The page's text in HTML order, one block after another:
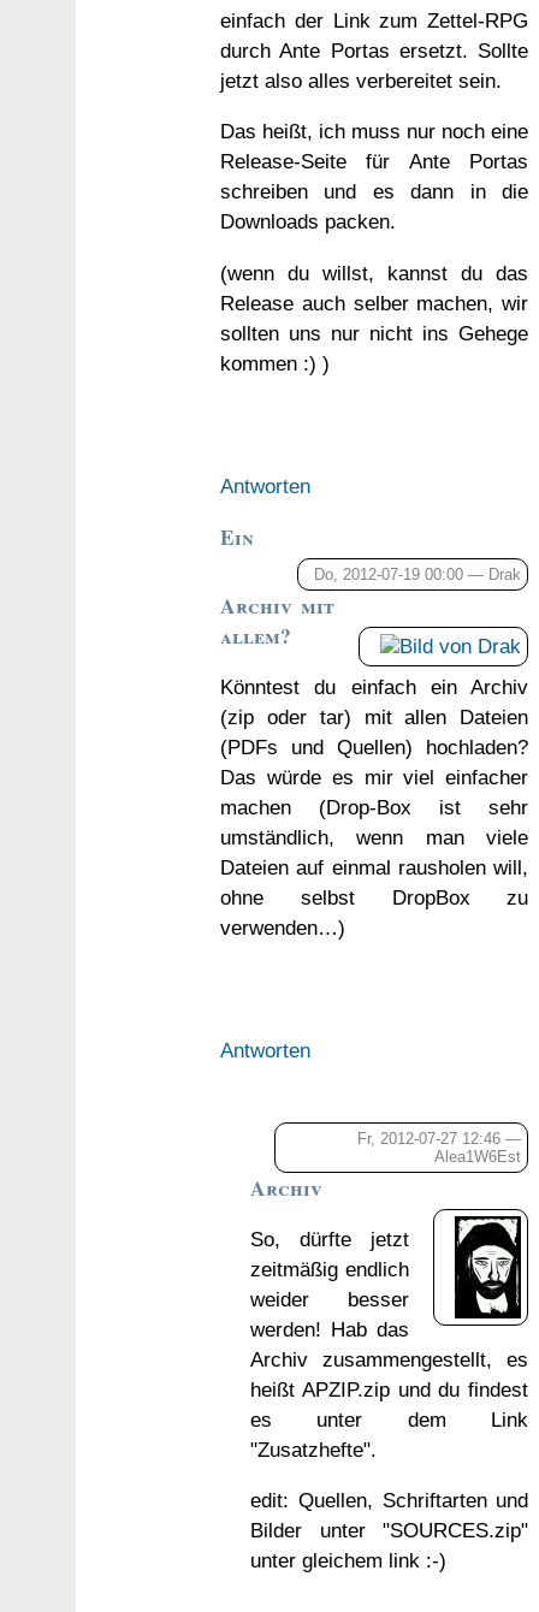
einfach der Link zum Zettel-RPG
durch Ante Portas ersetzt. Sollte
jetzt also alles verbereitet sein.
Das heißt, ich muss nur noch eine
Release-Seite für Ante Portas
schreiben und es dann in die
Downloads packen.
(wenn du willst, kannst du das
Release auch selber machen, wir
sollten uns nur nicht ins Gehege
kommen :) )
Antworten
Do, 2012-07-19 00:00 — Drak
Ein
Archiv mit
allem?
Könntest du einfach ein Archiv
(zip oder tar) mit allen Dateien
(PDFs und Quellen) hochladen?
Das würde es mir viel einfacher
machen (Drop-Box ist sehr
umständlich, wenn man viele
Dateien auf einmal rausholen will,
ohne selbst DropBox zu
verwenden…)
Antworten
Fr, 2012-07-27 12:46 —
Alea1W6Est
Archiv
So, dürfte jetzt
zeitmäßig endlich
weider besser
werden! Hab das
Archiv zusammengestellt, es
heißt APZIP.zip und du findest
es unter dem Link
"Zusatzhefte".
edit: Quellen, Schriftarten und
Bilder unter "SOURCES.zip"
unter gleichem link :-)